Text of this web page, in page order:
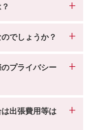
でしょうか？
プライバシー
出張費用等は